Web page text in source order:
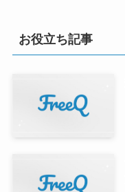
お役立ち記事